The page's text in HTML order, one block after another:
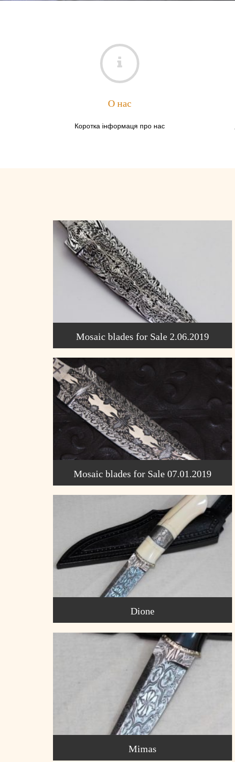
О нас
Коротка інформаця про нас
Mosaic blades for Sale 2.06.2019
Mosaic blades for Sale 07.01.2019
Dione
Mimas